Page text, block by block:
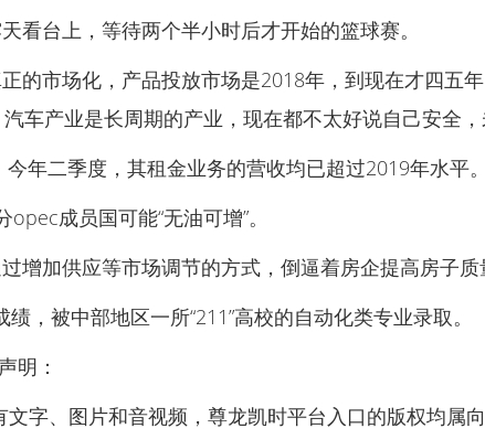
看台上，等待两个半小时后才开始的篮球赛。
的市场化，产品投放市场是2018年，到现在才四五
车产业是长周期的产业，现在都不太好说自己安全，
年二季度，其租金业务的营收均已超过2019年水平。
成员国可能“无油可增”。
加供应等市场调节的方式，倒逼着房企提高房子质
，被中部地区一所“211”高校的自动化类专业录取。
明：
字、图片和音视频，尊龙凯时平台入口的版权均属